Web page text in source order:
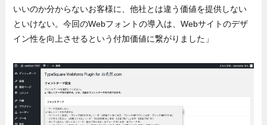
いいのか分からないお客様に、他社とは違う価値を提供しない
といけない。今回のWebフォントの導入は、Webサイトのデザ
イン性を向上させるという付加価値に繋がりました」